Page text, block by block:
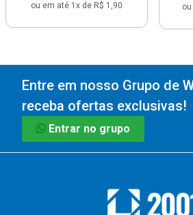
ou em até 1x de R$ 1,90
Entre em nosso Grupo de
receba ofertas exclusivas!
Entrar no grupo